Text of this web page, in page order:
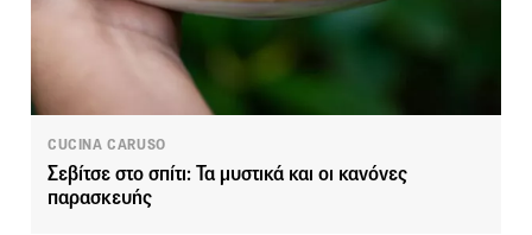
CUCINA CARUSO
Σεβίτσε στο σπίτι: Τα μυστικά και οι κανόνες
παρασκευής